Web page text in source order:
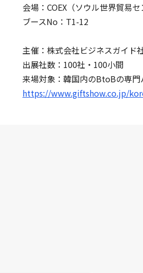
会場：COEX（ソウル世界貿易
ブースNo：T1-12
主催：株式会社ビジネスガイド
出展社数：100社・100小間
来場対象：韓国内のBtoBの専門
https://www.giftshow.co.jp/